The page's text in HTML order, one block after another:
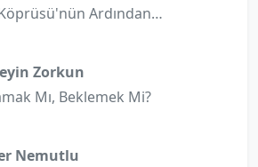
Ardından…
Zorkun
Mı, Beklemek Mi?
Nemutlu